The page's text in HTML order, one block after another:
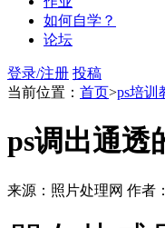
如何自学？
论坛
登录/注册 投稿
当前位置： 首页>ps培训
ps调出通透
来源：照片处理网 作者